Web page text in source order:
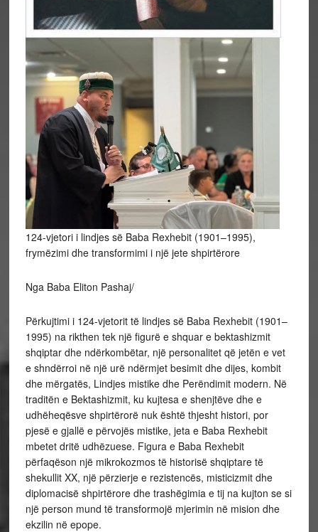
124-vjetori i lindjes së Baba Rexhebit (1901–1995),
frymëzimi dhe transformimi i një jete shpirtërore
Nga Baba Eliton Pashaj/
Përkujtimi i 124-vjetorit të lindjes së Baba Rexhebit (1901–
1995) na rikthen tek një figurë e shquar e bektashizmit
shqiptar dhe ndërkombëtar, një personalitet që jetën e vet
e shndërroi në një urë ndërmjet besimit dhe dijes, kombit
dhe mërgatës, Lindjes mistike dhe Perëndimit modern. Në
traditën e Bektashizmit, ku kujtesa e shenjtëve dhe e
udhëheqësve shpirtërorë nuk është thjesht histori, por
pjesë e gjallë e përvojës mistike, jeta e Baba Rexhebit
mbetet dritë udhëzuese. Figura e Baba Rexhebit
përfaqëson një mikrokozmos të historisë shqiptare të
shekullit XX, një përzierje e rezistencës, misticizmit dhe
diplomacisë shpirtërore dhe trashëgimia e tij na kujton se si
një person mund të transformojë mjerimin në mision dhe
ekzilin në epope.